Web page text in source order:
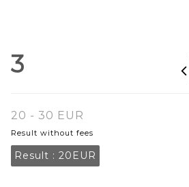
3
20 - 30 EUR
Result without fees
Result : 20EUR